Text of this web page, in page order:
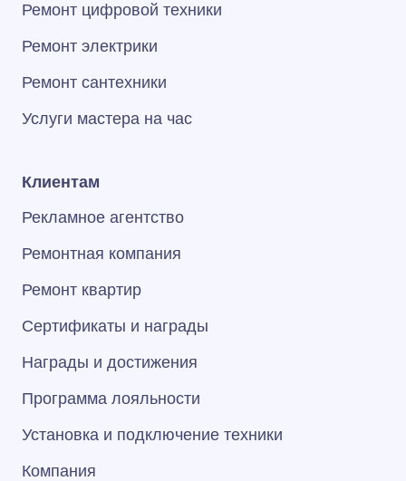
Ремонт цифровой техники
Ремонт электрики
Ремонт сантехники
Услуги мастера на час
Клиентам
Рекламное агентство
Ремонтная компания
Ремонт квартир
Сертификаты и награды
Награды и достижения
Программа лояльности
Установка и подключение техники
Компания